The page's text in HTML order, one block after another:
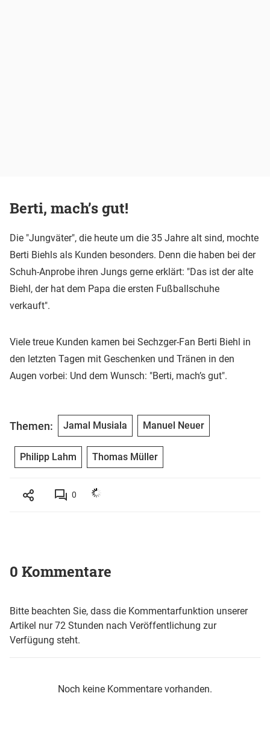
Berti, mach’s gut!
Die "Jungväter", die heute um die 35 Jahre alt sind, mochte
Berti Biehls als Kunden besonders. Denn die haben bei der
Schuh-Anprobe ihren Jungs gerne erklärt: "Das ist der alte
Biehl, der hat dem Papa die ersten Fußballschuhe
verkauft".
Viele treue Kunden kamen bei Sechzger-Fan Berti Biehl in
den letzten Tagen mit Geschenken und Tränen in den
Augen vorbei: Und dem Wunsch: "Berti, mach’s gut".
Themen: Jamal Musiala Manuel Neuer
Philipp Lahm Thomas Müller
0
0 Kommentare
Bitte beachten Sie, dass die Kommentarfunktion unserer
Artikel nur 72 Stunden nach Veröffentlichung zur
Verfügung steht.
Noch keine Kommentare vorhanden.